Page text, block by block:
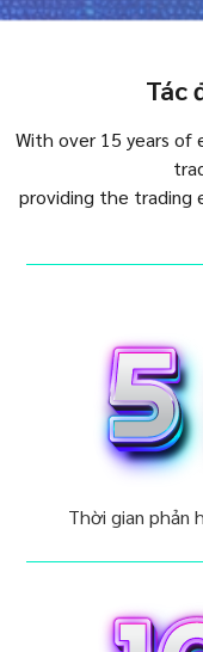
Tác
With over 15 years of
providing the trading
Thời gian phản